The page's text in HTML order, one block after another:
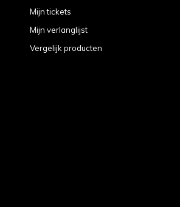
Mijn tickets
Mijn verlanglijst
Vergelijk producten